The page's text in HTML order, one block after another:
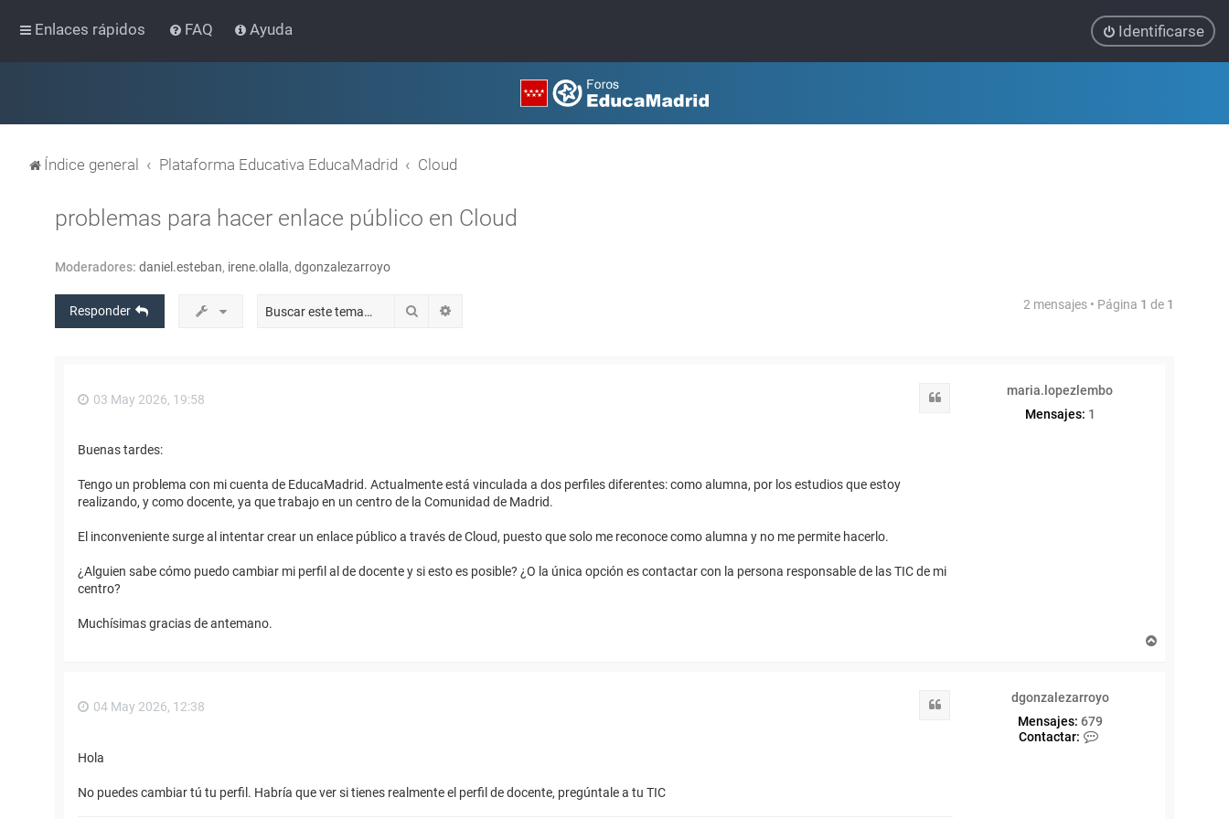
Enlaces rápidos FAQ Ayuda Identificarse
Índice general Plataforma Educativa EducaMadrid Cloud
problemas para hacer enlace público en Cloud
Moderadores: daniel.esteban, irene.olalla, dgonzalezarroyo
Responder Buscar 2 mensajes • Página 1 de 1
maria.lopezlembo
Mensajes: 1
03 May 2026, 19:58
Buenas tardes:
Tengo un problema con mi cuenta de EducaMadrid. Actualmente está vinculada a dos perfiles diferentes: como alumna, por los estudios que estoy
realizando, y como docente, ya que trabajo en un centro de la Comunidad de Madrid.
El inconveniente surge al intentar crear un enlace público a través de Cloud, puesto que solo me reconoce como alumna y no me permite hacerlo.
¿Alguien sabe cómo puedo cambiar mi perfil al de docente y si esto es posible? ¿O la única opción es contactar con la persona responsable de las TIC de mi
centro?
Muchísimas gracias de antemano.
dgonzalezarroyo
Mensajes: 679
Contactar:
04 May 2026, 12:38
Hola
No puedes cambiar tú tu perfil. Habría que ver si tienes realmente el perfil de docente, pregúntale a tu TIC